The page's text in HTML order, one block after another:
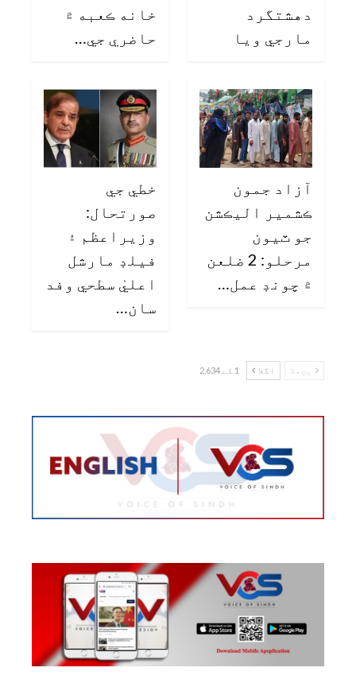
دهشتگرد
مارجي ويا
خانه ڪعبه ۾
حاضري جي…
آزاد جمون
ڪشمير اليڪشن
جو ٽيون
مرحلو: 2 ضلعن
۾ چونڊ عمل…
خطي جي
صورتحال:
وزيراعظم ۽
فيلڊ مارشل
اعليٰ سطحي وفد
سان…
پچھلا اگلا 1 کے 2,634